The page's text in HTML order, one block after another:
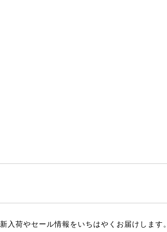
新入荷やセール情報をいちはやくお届けします。